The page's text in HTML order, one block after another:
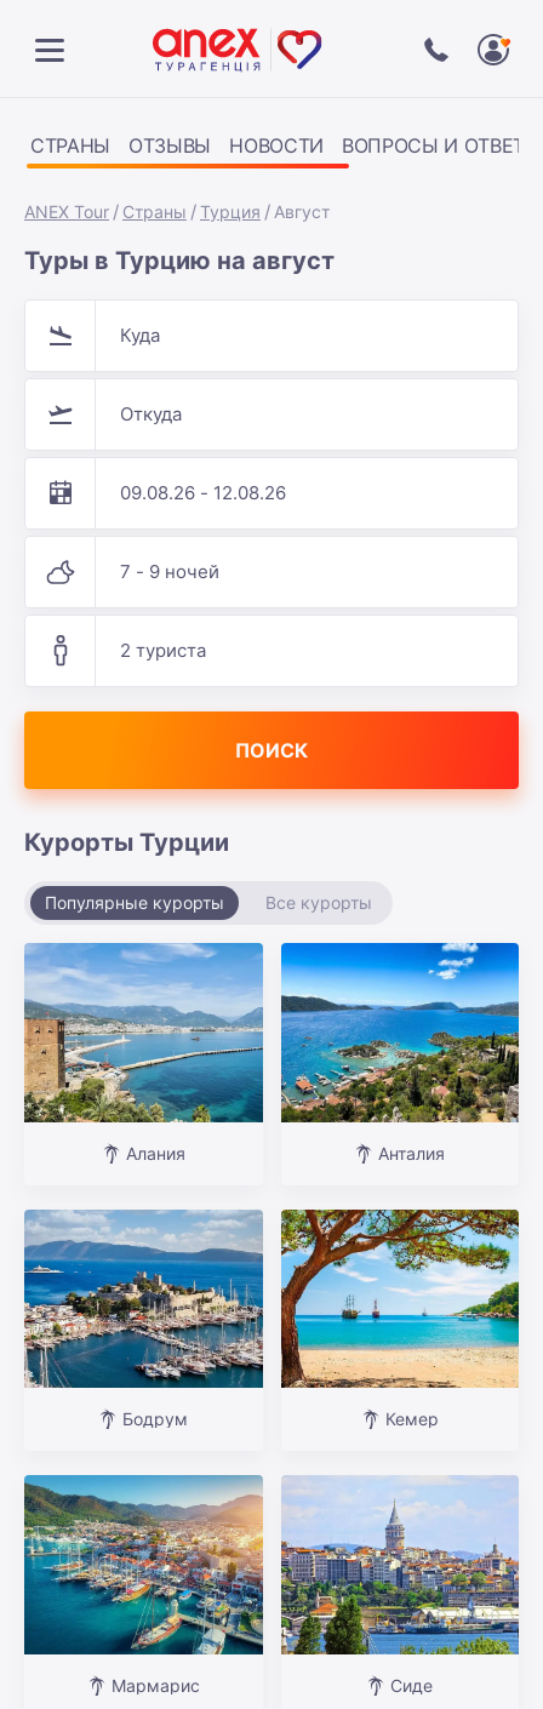
СТРАНЫ ОТЗЫВЫ НОВОСТИ ВОПРОСЫ И ОТВЕТЫ
ANEX Tour Страны Турция Август
Туры в Турцию на август
Куда
Откуда
09.08.26 - 12.08.26
7 - 9 ночей
2 туриста
ПОИСК
Курорты Турции
Популярные курорты Все курорты
Алания Анталия
Бодрум Кемер
Мармарис Сиде